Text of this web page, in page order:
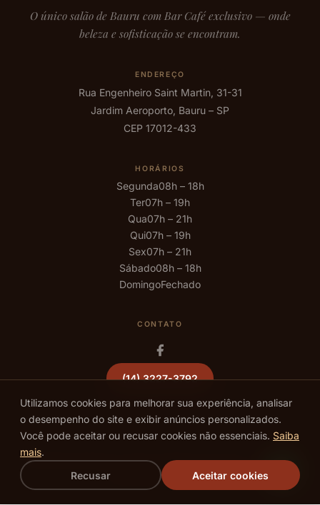
O único salão de Bauru com Bar Café exclusivo — onde
beleza e sofisticação se encontram.
ENDEREÇO
Rua Engenheiro Saint Martin, 31-31
Jardim Aeroporto, Bauru – SP
CEP 17012-433
HORÁRIOS
Segunda08h – 18h
Ter07h – 19h
Qua07h – 21h
Qui07h – 19h
Sex07h – 21h
Sábado08h – 18h
DomingoFechado
CONTATO
(14) 3227-3792
©2026We Hall Beauty · Todos os direitos reservados · Bauru – SP ·
Política de Privacidade
Utilizamos cookies para melhorar sua experiência, analisar
o desempenho do site e exibir anúncios personalizados.
Você pode aceitar ou recusar cookies não essenciais. Saiba
mais.
Recusar
Aceitar cookies